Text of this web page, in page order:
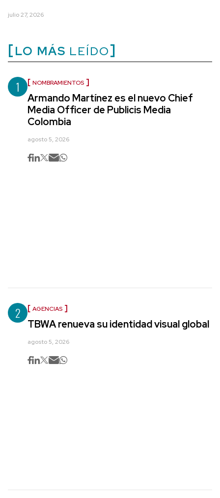
julio 27, 2026
LO MÁS LEÍDO
1 NOMBRAMIENTOS
Armando Martínez es el nuevo Chief
Media Officer de Publicis Media
Colombia
agosto 5, 2026
2 AGENCIAS
TBWA renueva su identidad visual global
agosto 5, 2026